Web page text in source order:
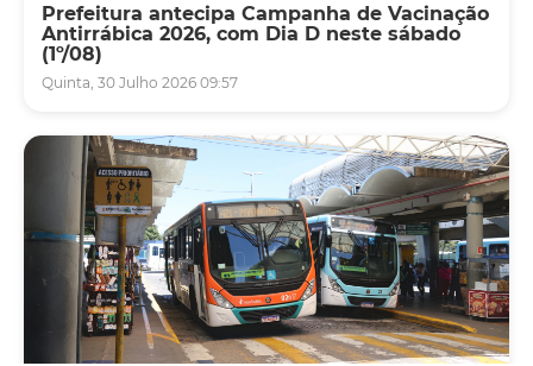
Prefeitura antecipa Campanha de Vacinação
Antirrábica 2026, com Dia D neste sábado
(1º/08)
Quinta, 30 Julho 2026 09:57